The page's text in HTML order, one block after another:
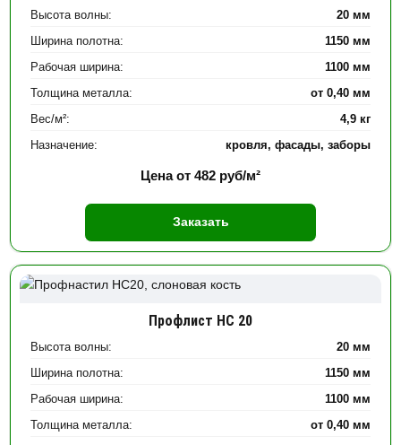
Высота волны:
20 мм
Ширина полотна:
1150 мм
Рабочая ширина:
1100 мм
Толщина металла:
от 0,40 мм
Вес/м²:
4,9 кг
Назначение:
кровля, фасады, заборы
Цена от 482 руб/м²
Заказать
Профлист НС 20
Высота волны:
20 мм
Ширина полотна:
1150 мм
Рабочая ширина:
1100 мм
Толщина металла:
от 0,40 мм